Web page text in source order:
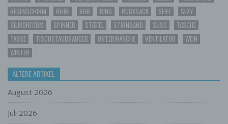
REGENSCHIRM
REIBE RGB RING RUCKSACK SEIFE
SEXY
SILIKONFORM
SPINNER STIEFEL STIRNBAND SÜSS
TASCHE
TASSE
TISCHSTAUBSAUGER UNTERWÄSCHE VENTILATOR
WEIN
WINTER
ÄLTERE ARTIKEL
August 2026
Juli 2026
Durch den Einsatz von Cookies kann den Nutzern
dieser Internetseite nutzerfreundlichere Services
bereitstellen, die ohne die Cookie-Setzung nicht
möglich wären.
Mittels eines Cookies können die Informationen
und Angebote auf unserer Internetseite im Sinne
des Benutzers optimiert werden. Cookies
ermöglichen uns, wie bereits erwähnt, die
Benutzer unserer Internetseite wiederzuerkennen.
Nutzern die Verwendung unserer Internetseite zu